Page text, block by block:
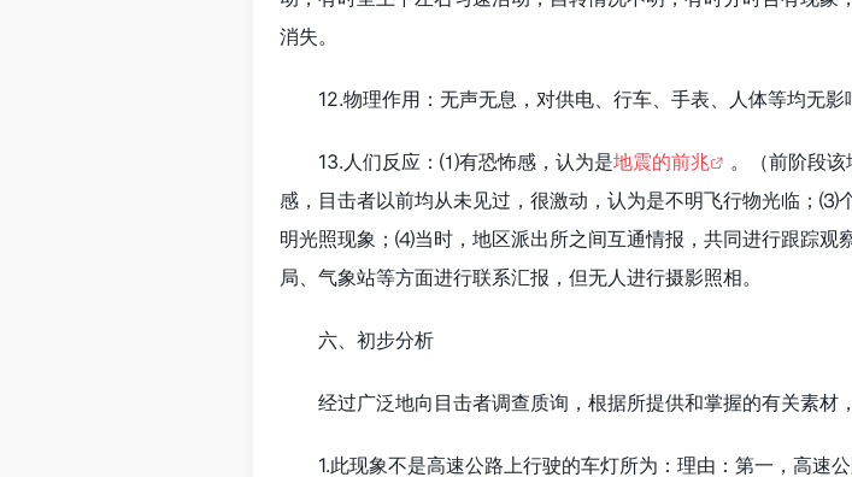
消失。
12.物理作用：无声无息，对供电、行车、手表、人体等均无影
13.人们反应：⑴有恐怖感，认为是地震的前兆
。（前阶段
感，目击者以前均从未见过，很激动，认为是不明飞行物光临；⑶
明光照现象；⑷当时，地区派出所之间互通情报，共同进行跟踪观
局、气象站等方面进行联系汇报，但无人进行摄影照相。
六、初步分析
经过广泛地向目击者调查质询，根据所提供和掌握的有关素材
1.此现象不是高速公路上行驶的车灯所为：理由：第一，高速